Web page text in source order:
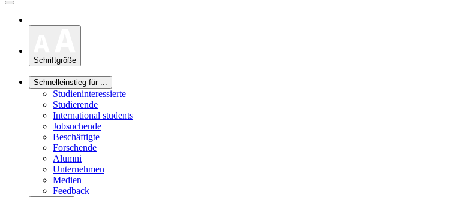
Schriftgröße
Schnelleinstieg für ...
Studieninteressierte
Studierende
International students
Jobsuchende
Beschäftigte
Forschende
Alumni
Unternehmen
Medien
Feedback